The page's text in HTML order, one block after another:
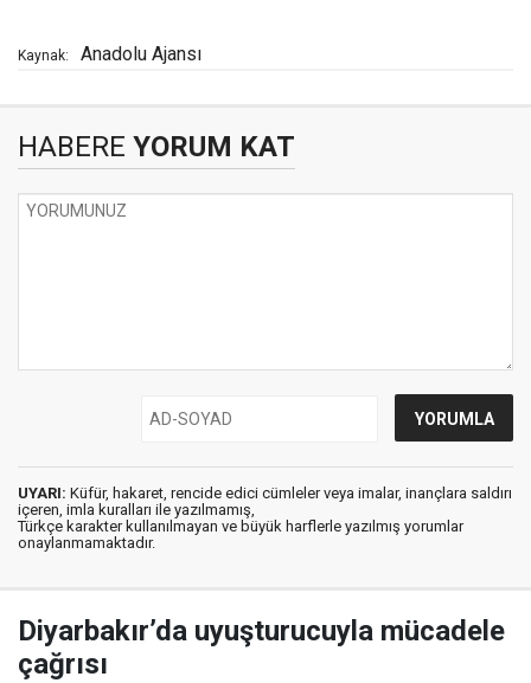
Kaynak: Anadolu Ajansı
HABERE YORUM KAT
UYARI: Küfür, hakaret, rencide edici cümleler veya imalar, inançlara saldırı
içeren, imla kuralları ile yazılmamış,
Türkçe karakter kullanılmayan ve büyük harflerle yazılmış yorumlar
onaylanmamaktadır.
Diyarbakır’da uyuşturucuyla mücadele
çağrısı